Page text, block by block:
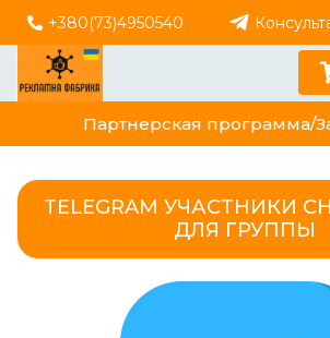
+380(73)4950540
Партнерская программа/
TELEGRAM УЧАСТНИКИ
ДЛЯ ГРУППЫ